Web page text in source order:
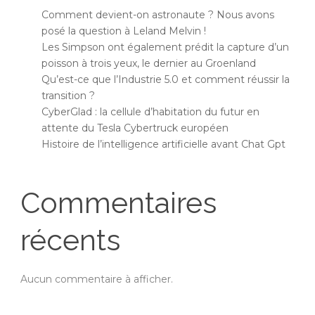
Comment devient-on astronaute ? Nous avons
posé la question à Leland Melvin !
Les Simpson ont également prédit la capture d’un
poisson à trois yeux, le dernier au Groenland
Qu’est-ce que l’Industrie 5.0 et comment réussir la
transition ?
CyberGlad : la cellule d’habitation du futur en
attente du Tesla Cybertruck européen
Histoire de l’intelligence artificielle avant Chat Gpt
Commentaires
récents
Aucun commentaire à afficher.